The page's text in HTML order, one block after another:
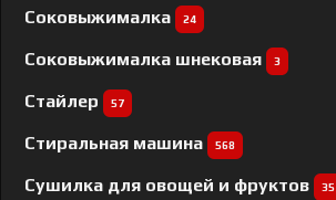
Соковыжималка 24
Соковыжималка шнековая 3
Стайлер 57
Стиральная машина 568
Сушилка для овощей и фруктов 35